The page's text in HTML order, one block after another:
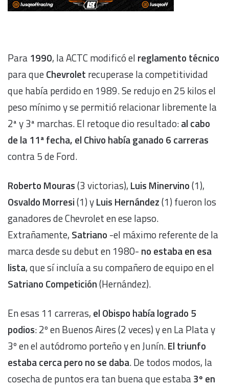
Para 1990, la ACTC modificó el reglamento técnico
para queChevrolet recuperase la competitividad
que había perdido en 1989. Se redujo en 25 kilos el
peso mínimo y se permitió relacionar libremente la
2ª y 3ª marchas. El retoque dio resultado:al cabo
de la 11ª fecha, el Chivo había ganado 6 carreras
contra 5 de Ford.
Roberto Mouras(3 victorias), Luis Minervino(1),
Osvaldo Morresi(1) yLuis Hernández(1) fueron los
ganadores de Chevrolet en ese lapso.
Extrañamente, Satriano -el máximo referente de la
marca desde su debut en 1980- no estaba en esa
lista, que sí incluía a su compañero de equipo en el
Satriano Competición(Hernández).
En esas 11 carreras, el Obispo había logrado 5
podios: 2º en Buenos Aires (2 veces) y en La Plata y
3º en el autódromo porteño y en Junín.El triunfo
estaba cerca pero no se daba. De todos modos, la
cosecha de puntos era tan buena que estaba3º en